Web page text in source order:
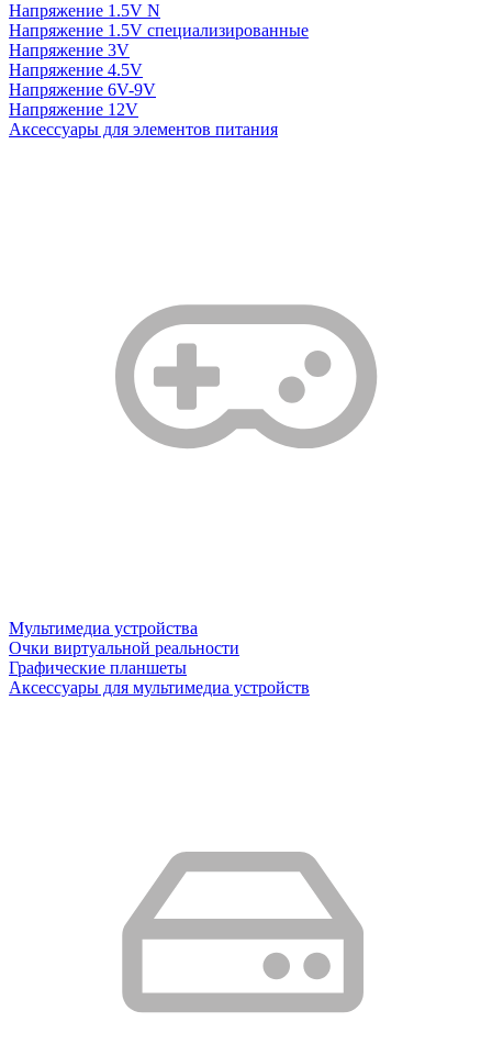
Напряжение 1.5V N
Напряжение 1.5V специализированные
Напряжение 3V
Напряжение 4.5V
Напряжение 6V-9V
Напряжение 12V
Аксессуары для элементов питания
Мультимедиа устройства
Очки виртуальной реальности
Графические планшеты
Аксессуары для мультимедиа устройств